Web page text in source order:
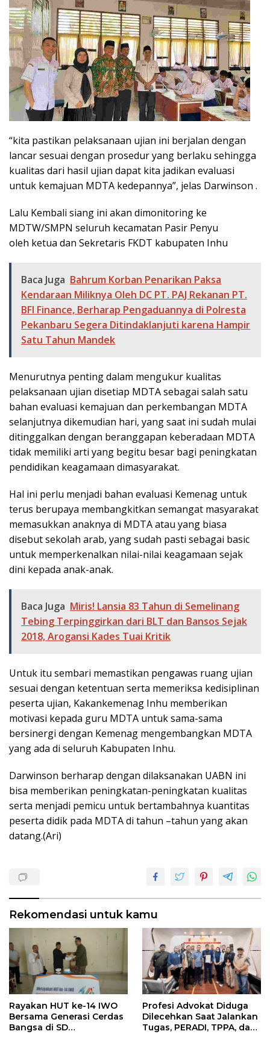
“kita pastikan pelaksanaan ujian ini berjalan dengan
lancar sesuai dengan prosedur yang berlaku sehingga
kualitas dari hasil ujian dapat kita jadikan evaluasi
untuk kemajuan MDTA kedepannya”, jelas Darwinson .
Lalu Kembali siang ini akan dimonitoring ke
MDTW/SMPN seluruh kecamatan Pasir Penyu
oleh ketua dan Sekretaris FKDT kabupaten Inhu
Baca Juga Bahrum Korban Penarikan Paksa
Kendaraan Miliknya Oleh DC PT. PAJ Rekanan PT.
BFI Finance, Berharap Pengaduannya di Polresta
Pekanbaru Segera Ditindaklanjuti karena Hampir
Satu Tahun Mandek
Menurutnya penting dalam mengukur kualitas
pelaksanaan ujian disetiap MDTA sebagai salah satu
bahan evaluasi kemajuan dan perkembangan MDTA
selanjutnya dikemudian hari, yang saat ini sudah mulai
ditinggalkan dengan beranggapan keberadaan MDTA
tidak memiliki arti yang begitu besar bagi peningkatan
pendidikan keagamaan dimasyarakat.
Hal ini perlu menjadi bahan evaluasi Kemenag untuk
terus berupaya membangkitkan semangat masyarakat
memasukkan anaknya di MDTA atau yang biasa
disebut sekolah arab, yang sudah pasti sebagai basic
untuk memperkenalkan nilai-nilai keagamaan sejak
dini kepada anak-anak.
Baca Juga Miris! Lansia 83 Tahun di Semelinang
Tebing Terpinggirkan dari BLT dan Bansos Sejak
2018, Arogansi Kades Tuai Kritik
Untuk itu sembari memastikan pengawas ruang ujian
sesuai dengan ketentuan serta memeriksa kedisiplinan
peserta ujian, Kakankemenag Inhu memberikan
motivasi kepada guru MDTA untuk sama-sama
bersinergi dengan Kemenag mengembangkan MDTA
yang ada di seluruh Kabupaten Inhu.
Darwinson berharap dengan dilaksanakan UABN ini
bisa memberikan peningkatan-peningkatan kualitas
serta menjadi pemicu untuk bertambahnya kuantitas
peserta didik pada MDTA di tahun –tahun yang akan
datang.(Ari)
Rekomendasi untuk kamu
Rayakan HUT ke-14 IWO
Bersama Generasi Cerdas
Bangsa di SD
Profesi Advokat Diduga
Dilecehkan Saat Jalankan
Tugas, PERADI, TPPA, dan